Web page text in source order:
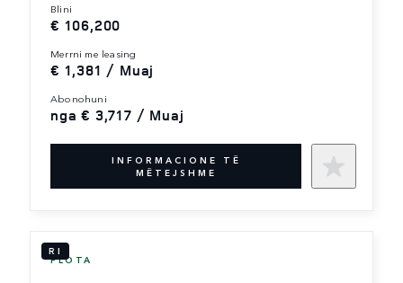
blini
€ 106,200
merrni me leasing
€ 1,381 / Muaj
abonohuni
nga € 3,717 / Muaj
INFORMACIONE TË
MËTEJSHME
RI
FLOTA